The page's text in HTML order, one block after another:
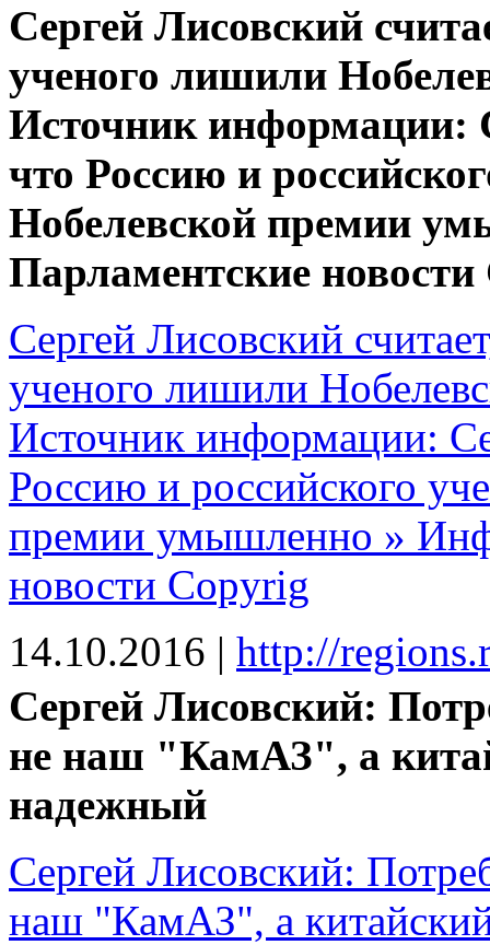
Сергей Лисовский
ученого лишили
Источник информации:
что Россию и
Нобелевской премии
Парламентские
Сергей Лисовский
ученого лишили
Источник информации:
Россию и российского
премии умышленно »
новости Copyrig
14.10.2016 | http://
Сергей Лисовский:
не наш "КамАЗ", а
надежный
Сергей Лисовский:
наш "КамАЗ", а